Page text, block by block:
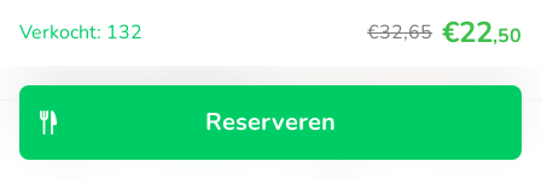
Reserveren
Verkocht: 132
€32,65 €22,50